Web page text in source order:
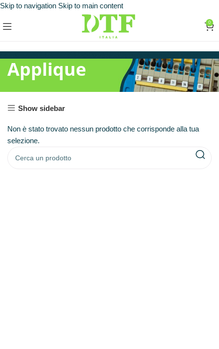
Skip to navigation Skip to main content
0
Applique
Show sidebar
Non è stato trovato nessun prodotto che corrisponde alla tua
selezione.